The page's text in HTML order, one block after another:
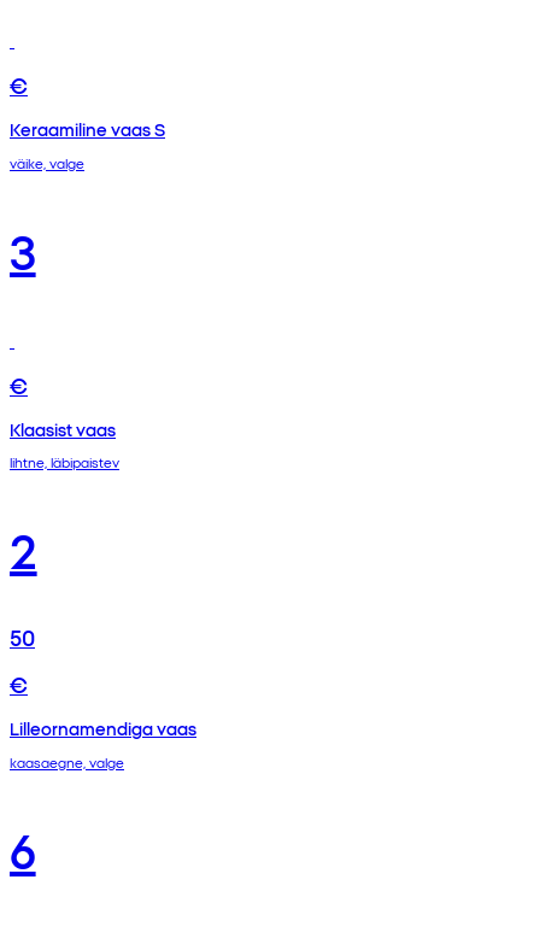
€
Keraamiline vaas S
väike, valge
3
€
Klaasist vaas
lihtne, läbipaistev
2
50
€
Lilleornamendiga vaas
kaasaegne, valge
6